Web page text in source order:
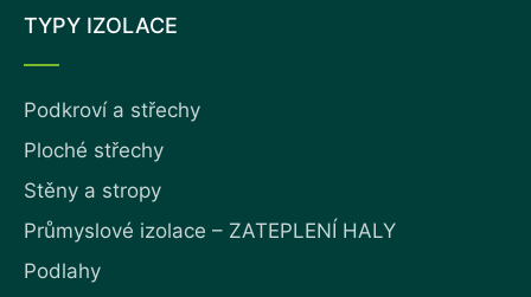
TYPY IZOLACE
Podkroví a střechy
Ploché střechy
Stěny a stropy
Průmyslové izolace – ZATEPLENÍ HALY
Podlahy